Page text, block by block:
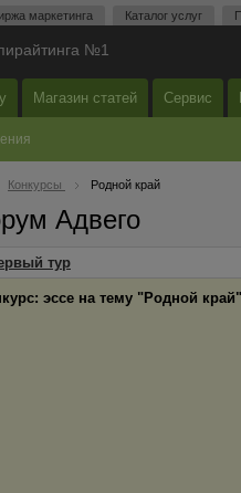
маркетинга Каталог услуг
№1
Магазин статей Сервис
Конкурсы Родной край
Адвего
тур
эссе на тему "Родной край"